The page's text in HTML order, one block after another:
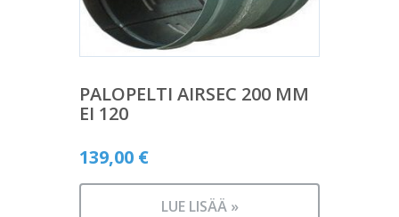
PALOPELTI AIRSEC 200 MM
EI 120
139,00 €
LUE LISÄÄ »